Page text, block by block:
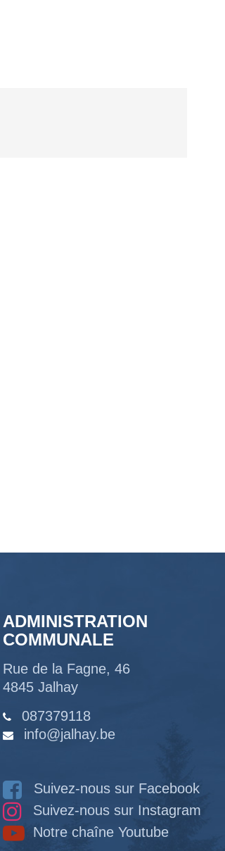
ADMINISTRATION
COMMUNALE
Rue de la Fagne, 46
4845 Jalhay
087379118
info@jalhay.be
Suivez-nous sur Facebook
Suivez-nous sur Instagram
Notre chaîne Youtube